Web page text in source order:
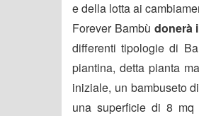
e della lotta ai
Forever Bambù donerà
differenti tipologie di
piantina, detta pianta
iniziale, un bambuseto
una superficie di 8 mq